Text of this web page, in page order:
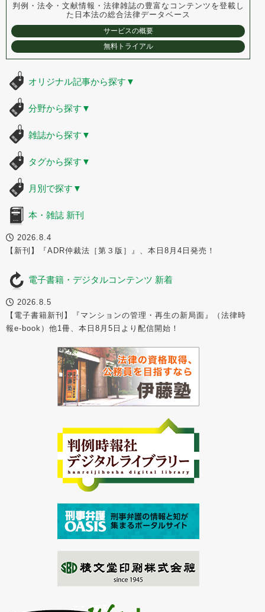
判例・法令・文献情報・法律雑誌の豊富なコンテンツを登載し
た 日本法の総合法律データベース
サービスの概要
無料トライアル
オリジナル記事から探す ▼
分野から探す ▼
雑誌から探す ▼
タグから探す ▼
月別で探す ▼
本・雑誌 新刊
2026.8.4
【新刊】『ADR仲裁法［第３版］』、本日8月4日発売！
電子書籍・デジタルコンテンツ 新着
2026.8.5
【電子書籍新刊】『マンションの管理・再生の新局面』（法律時
報e-book）他1冊、本日8月5日より配信開始！